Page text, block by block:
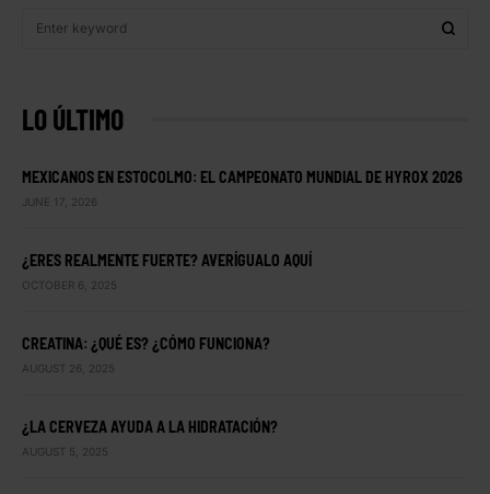
LO ÚLTIMO
MEXICANOS EN ESTOCOLMO: EL CAMPEONATO MUNDIAL DE HYROX 2026
JUNE 17, 2026
¿ERES REALMENTE FUERTE? AVERÍGUALO AQUÍ
OCTOBER 6, 2025
CREATINA: ¿QUÉ ES? ¿CÓMO FUNCIONA?
AUGUST 26, 2025
¿LA CERVEZA AYUDA A LA HIDRATACIÓN?
AUGUST 5, 2025